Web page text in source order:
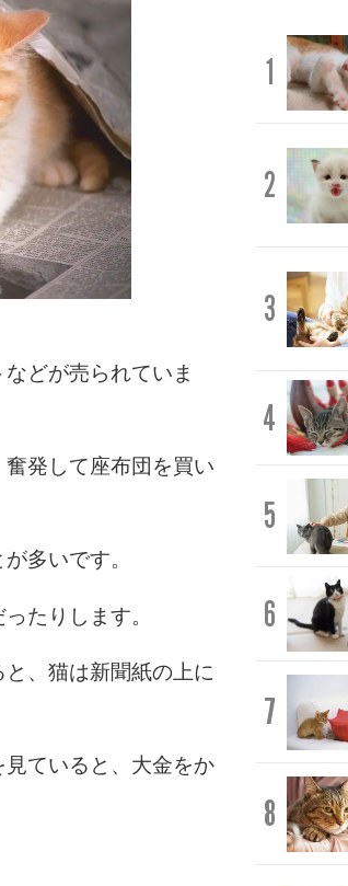
どが売られていま
発して座布団を買い
多いです。
たりします。
、猫は新聞紙の上に
ていると、大金をか
1
2
3
4
5
6
7
8